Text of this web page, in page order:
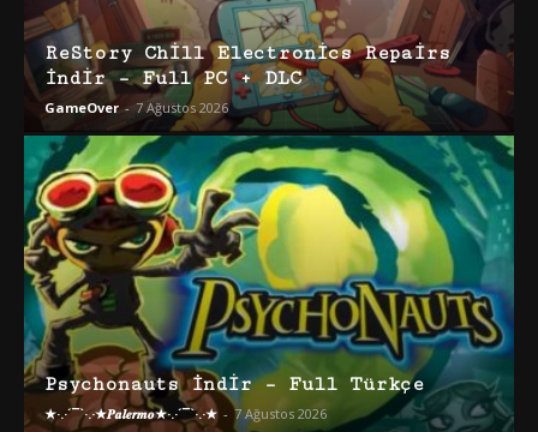
ReStory Chill Electronics Repairs
İndir – Full PC + DLC
GameOver - 7 Ağustos 2026
Psychonauts İndir – Full Türkçe
★·.·´¯`·.·★𝑷𝒂𝒍𝒆𝒓𝒎𝒐★·.·´¯`·.·★ - 7 Ağustos 2026